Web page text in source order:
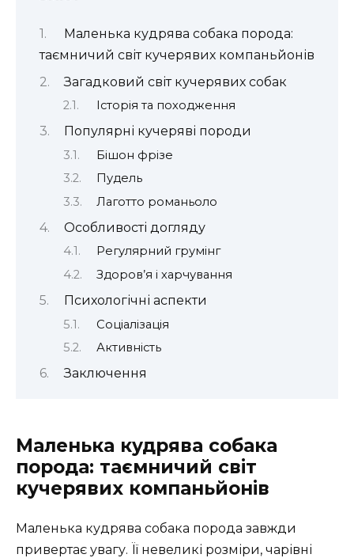
Маленька кудрява собака порода:
таємничий світ кучерявих компаньйонів
Загадковий світ кучерявих собак
Історія та походження
Популярні кучеряві породи
Бішон фрізе
Пудель
Лаготто романьоло
Особливості догляду
Регулярний грумінг
Здоров’я і харчування
Психологічні аспекти
Соціалізація
Активність
Заключення
Маленька кудрява собака
порода: таємничий світ
кучерявих компаньйонів
Маленька кудрява собака порода завжди
привертає увагу. Її невеликі розміри, чарівні